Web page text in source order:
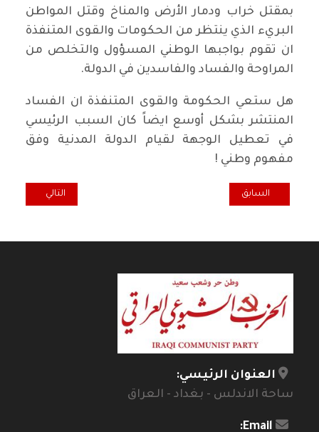
بمقتل خراب ودمار الأرض والمناخ وقتل المواطن
البريء الذي ينتظر من الحكومات والقوى المتنفذة
ان تقوم بواجبها الوطني المسؤول والتخلص من
المراوحة والفساد والفاسدين في الدولة.
هل ستعي الحكومة والقوى المتنفذة ان الفساد
المنتشر بشكل أوسع ايضاً كان السبب الرئيسي
في تعطيل الوجهة لقيام الدولة المدنية وفق
مفهوم وطني !
المقال السابق: التمرد وصمة عار على السلطة في روسيا*
السابق المقال التالي:
التالي
العنوان الرئيسي:
ساحة الاندلس - بغداد - العراق
Email: